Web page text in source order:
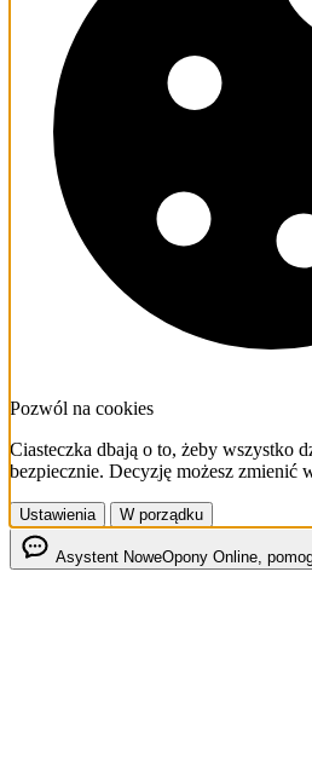
Pozwól na cookies
Ciasteczka dbają o to, żeby wszystko
bezpiecznie. Decyzję możesz zmienić
Ustawienia W porządku
Asystent NoweOpony Online,